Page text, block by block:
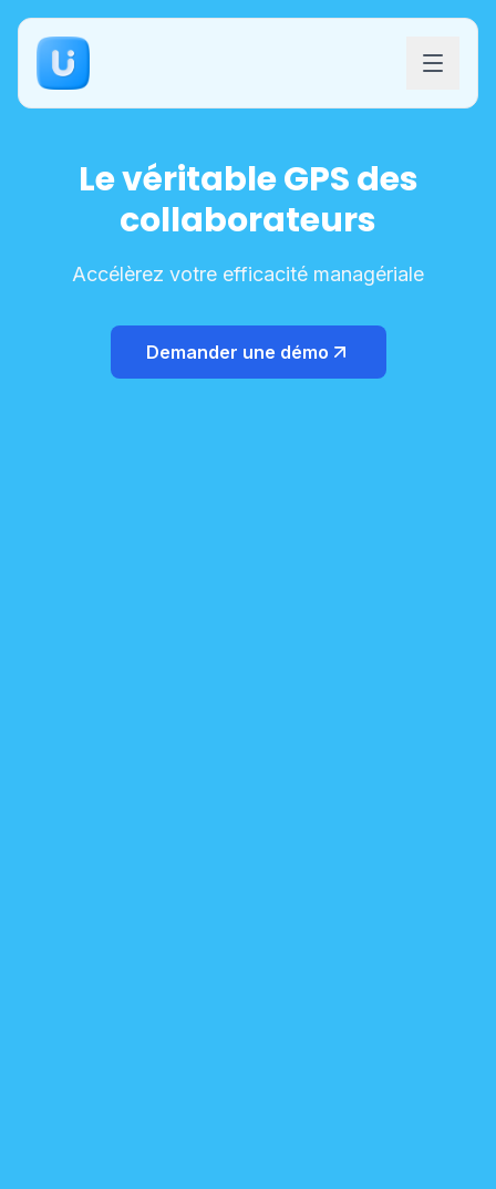
Le véritable GPS des
collaborateurs
Accélèrez votre efficacité managériale
Demander une démo